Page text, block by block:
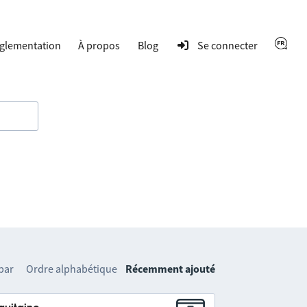
À propos Blog Se connecter
Ordre alphabétique Récemment ajouté